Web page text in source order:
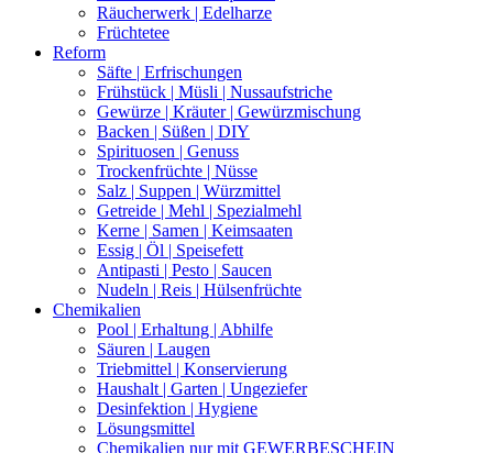
Räucherwerk | Edelharze
Früchtetee
Reform
Säfte | Erfrischungen
Frühstück | Müsli | Nussaufstriche
Gewürze | Kräuter | Gewürzmischung
Backen | Süßen | DIY
Spirituosen | Genuss
Trockenfrüchte | Nüsse
Salz | Suppen | Würzmittel
Getreide | Mehl | Spezialmehl
Kerne | Samen | Keimsaaten
Essig | Öl | Speisefett
Antipasti | Pesto | Saucen
Nudeln | Reis | Hülsenfrüchte
Chemikalien
Pool | Erhaltung | Abhilfe
Säuren | Laugen
Triebmittel | Konservierung
Haushalt | Garten | Ungeziefer
Desinfektion | Hygiene
Lösungsmittel
Chemikalien nur mit GEWERBESCHEIN